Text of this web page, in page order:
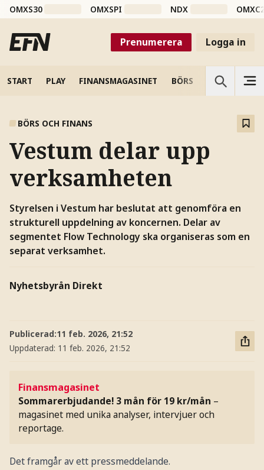
OMXS30 OMXSPI NDX
Prenumerera Logga in
START PLAY FINANSMAGASINET BÖRS VETENSKAP
BÖRS OCH FINANS
Vestum delar upp
verksamheten
Styrelsen i Vestum har beslutat att genomföra en
strukturell uppdelning av koncernen. Delar av
segmentet Flow Technology ska organiseras som en
separat verksamhet.
Nyhetsbyrån Direkt
Publicerad:11 feb. 2026, 21:52
Uppdaterad: 11 feb. 2026, 21:52
Finansmagasinet
Sommarerbjudande! 3 mån för 19 kr/mån –
magasinet med unika analyser, intervjuer och
reportage.
Det framgår av ett pressmeddelande.